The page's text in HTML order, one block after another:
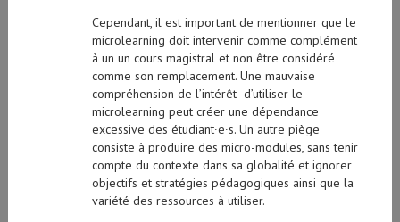
Cependant, il est important de mentionner que le
microlearning doit intervenir comme complément
à un un cours magistral et non être considéré
comme son remplacement. Une mauvaise
compréhension de l’intérêt d’utiliser le
microlearning peut créer une dépendance
excessive des étudiant∙e∙s. Un autre piège
consiste à produire des micro-modules, sans tenir
compte du contexte dans sa globalité et ignorer
objectifs et stratégies pédagogiques ainsi que la
variété des ressources à utiliser.